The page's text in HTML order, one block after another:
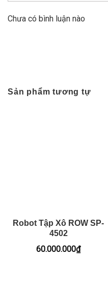
Chưa có bình luận nào
Sản phẩm tương tự
Robot Tập Xô ROW SP-
4502
60.000.000₫